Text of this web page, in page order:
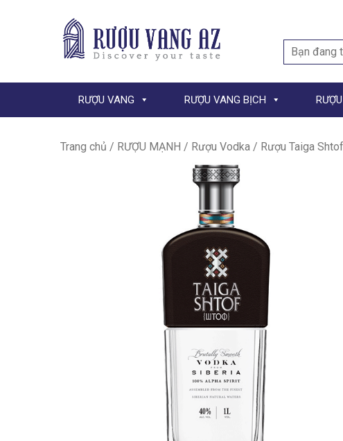
Search
for:
RƯỢU VANG RƯỢU VANG BỊCH
Trang chủ / RƯỢU MẠNH / Rượu Vodka / Rượu Taiga